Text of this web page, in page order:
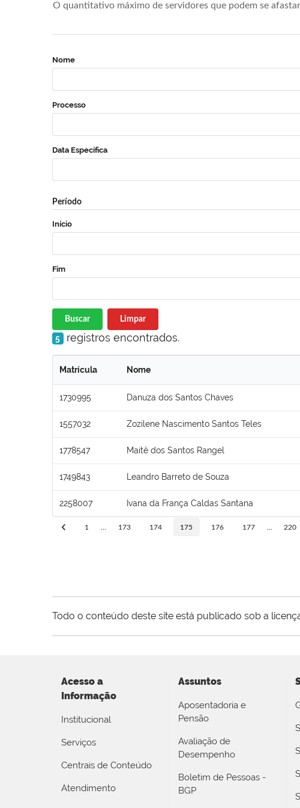
O quantitativo máximo de servidores que podem se
Nome
Processo
Data Específica
Período
Início
Fim
Buscar Limpar
5 registros encontrados.
Matrícula Nome
1730995 Danuza dos Santos Chaves
1557032 Zozilene Nascimento Santos Teles
1778547 Maitê dos Santos Rangel
1749843 Leandro Barreto de Souza
2258007 Ivana da França Caldas Santana
1 173 174 175 176 177 220
Todo o conteúdo deste site está publicado sob a
Acesso a
Informação
Institucional
Serviços
Centrais de Conteúdo
Atendimento
Assuntos
Aposentadoria e
Pensão
Avaliação de
Desempenho
Boletim de Pessoas -
BGP